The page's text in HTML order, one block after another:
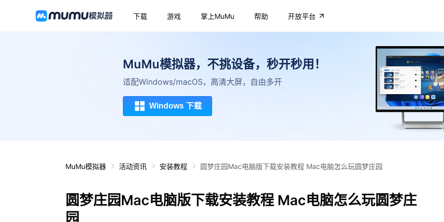
下载 游戏 掌上MuMu 帮助 开放平台
MuMu模拟器，不挑设备，秒开秒用！
适配Windows/macOS，高清大屏，自由多开
Windows 下载
MuMu模拟器 活动资讯 安装教程 圆梦庄园Mac电脑版下载安装教程 Mac电脑怎么玩圆梦庄园
圆梦庄园Mac电脑版下载安装教程 Mac电脑怎么玩圆梦庄
园